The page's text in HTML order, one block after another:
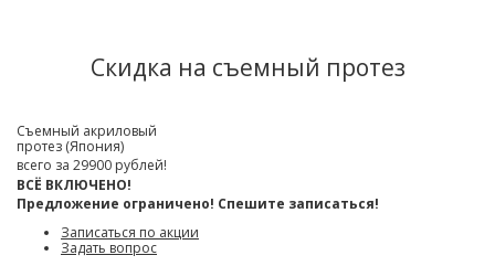
Скидка на съемный протез
Съемный акриловый
протез (Япония)
всего за 29900 рублей!
ВСЁ ВКЛЮЧЕНО!
Предложение ограничено! Спешите записаться!
Записаться по акции
Задать вопрос